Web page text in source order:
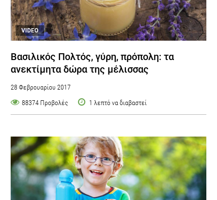
VIDEO
Βασιλικός Πολτός, γύρη, πρόπολη: τα
ανεκτίμητα δώρα της μέλισσας
28 Φεβρουαρίου 2017
88374 Προβολές
1 λεπτό να διαβαστεί